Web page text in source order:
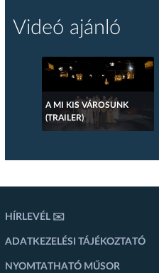
Videó ajánló
A MI KIS VÁROSUNK
(TRAILER)
HÍRLEVÉL ✉️
ADATKEZELÉSI TÁJÉKOZTATÓ
NYOMTATHATÓ MŰSOR